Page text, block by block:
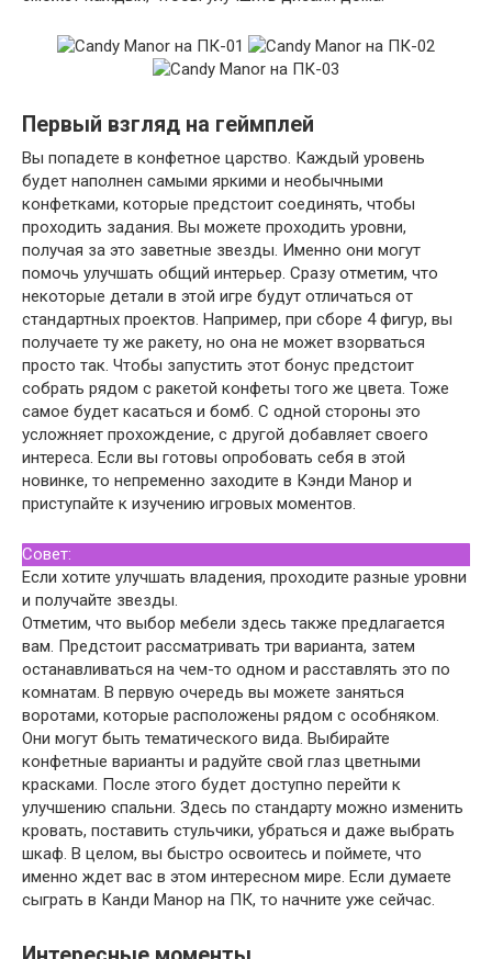
Первый взгляд на геймплей
Вы попадете в конфетное царство. Каждый уровень
будет наполнен самыми яркими и необычными
конфетками, которые предстоит соединять, чтобы
проходить задания. Вы можете проходить уровни,
получая за это заветные звезды. Именно они могут
помочь улучшать общий интерьер. Сразу отметим, что
некоторые детали в этой игре будут отличаться от
стандартных проектов. Например, при сборе 4 фигур, вы
получаете ту же ракету, но она не может взорваться
просто так. Чтобы запустить этот бонус предстоит
собрать рядом с ракетой конфеты того же цвета. Тоже
самое будет касаться и бомб. С одной стороны это
усложняет прохождение, с другой добавляет своего
интереса. Если вы готовы опробовать себя в этой
новинке, то непременно заходите в Кэнди Манор и
приступайте к изучению игровых моментов.
Совет:
Если хотите улучшать владения, проходите разные уровни
и получайте звезды.
Отметим, что выбор мебели здесь также предлагается
вам. Предстоит рассматривать три варианта, затем
останавливаться на чем-то одном и расставлять это по
комнатам. В первую очередь вы можете заняться
воротами, которые расположены рядом с особняком.
Они могут быть тематического вида. Выбирайте
конфетные варианты и радуйте свой глаз цветными
красками. После этого будет доступно перейти к
улучшению спальни. Здесь по стандарту можно изменить
кровать, поставить стульчики, убраться и даже выбрать
шкаф. В целом, вы быстро освоитесь и поймете, что
именно ждет вас в этом интересном мире. Если думаете
сыграть в Канди Манор на ПК, то начните уже сейчас.